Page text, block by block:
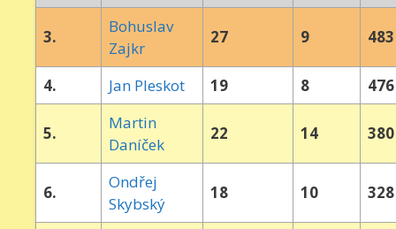
3.
Bohuslav
Zajkr
27 9 483
4. Jan Pleskot 19 8 476
5.
Martin
Daníček
22 14 380
6.
Ondřej
Skybský
18 10 328